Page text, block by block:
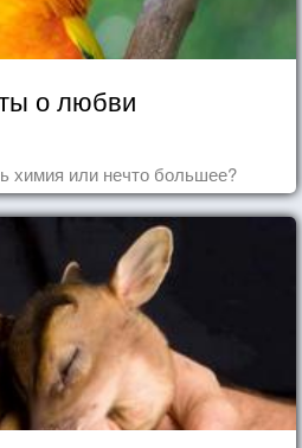
о любви
химия или нечто большее?